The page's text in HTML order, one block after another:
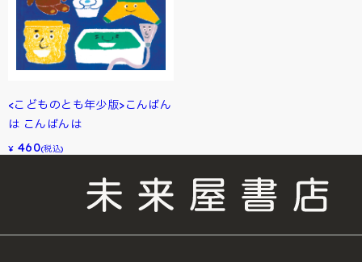
<こどものとも年少版>こんばん
は こんばんは
¥ 460(税込)